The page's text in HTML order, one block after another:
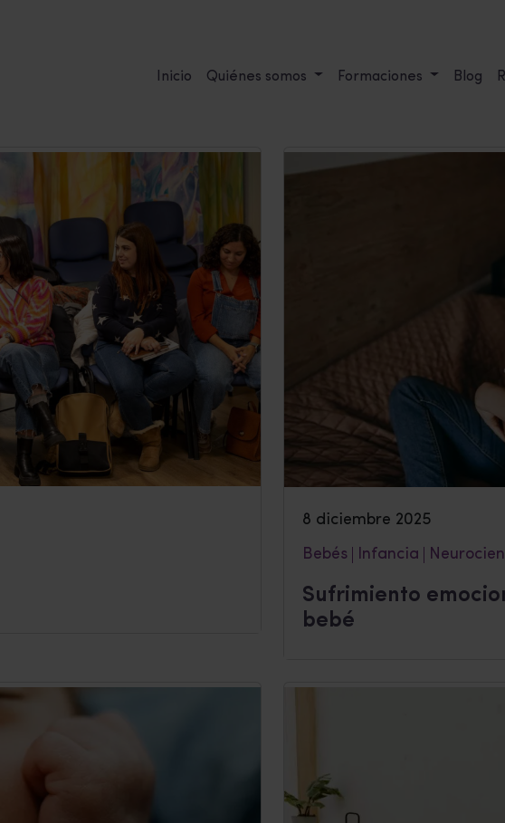
Inicio Quiénes somos Formaciones Blog
8 diciembre 2025
Bebés
Infancia
Sufrimiento
bebé